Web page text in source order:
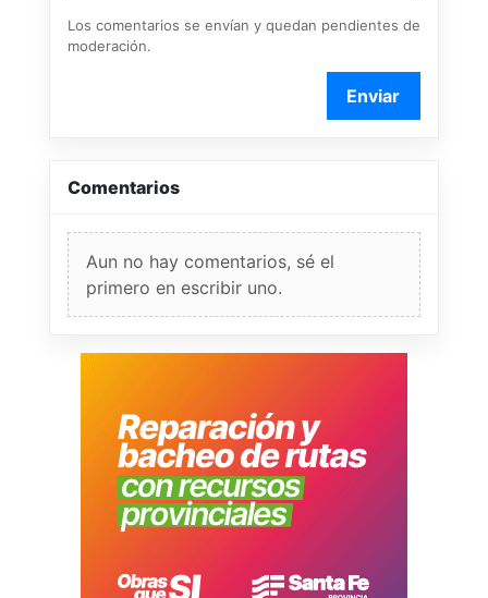
Los comentarios se envían y quedan pendientes de
moderación.
Enviar
Comentarios
Aun no hay comentarios, sé el
primero en escribir uno.